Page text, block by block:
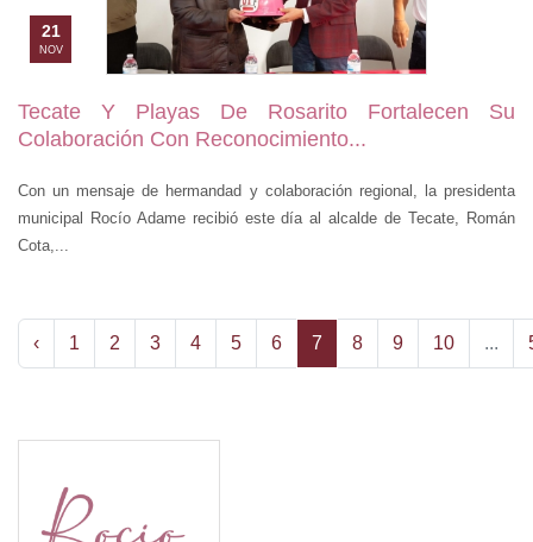
21
NOV
Tecate Y Playas De Rosarito Fortalecen Su
Colaboración Con Reconocimiento...
Con un mensaje de hermandad y colaboración regional, la presidenta
municipal Rocío Adame recibió este día al alcalde de Tecate, Román
Cota,...
‹ 1 2 3 4 5 6 7 8 9 10 ...